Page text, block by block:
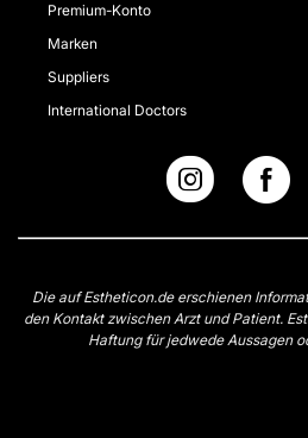
Premium-Konto
Marken
Suppliers
International Doctors
Die auf Estheticon.de erschienen
den Kontakt zwischen Arzt und Patient.
Haftung für jedwede Aussagen